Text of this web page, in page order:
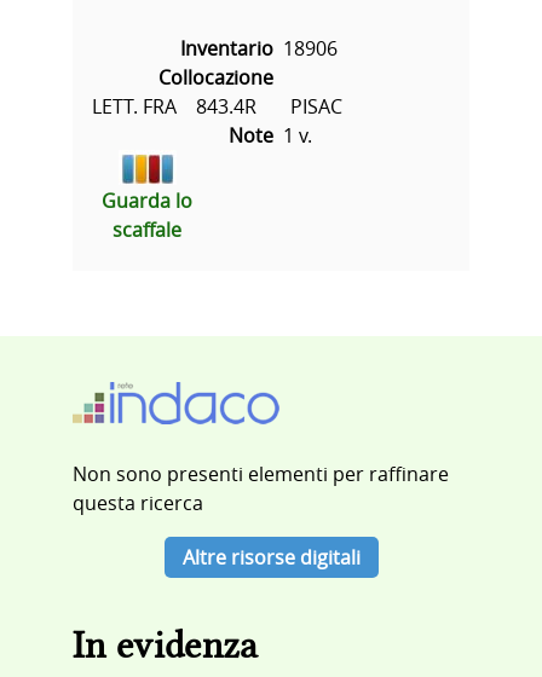
Inventario 18906
Collocazione
LETT. FRA    843.4R       PISAC
Note 1 v.
Guarda lo
scaffale
Non sono presenti elementi per raffinare
questa ricerca
Altre risorse digitali
In evidenza